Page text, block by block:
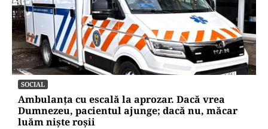
SOCIAL
Ambulanța cu escală la aprozar. Dacă vrea
Dumnezeu, pacientul ajunge; dacă nu, măcar
luăm niște roșii